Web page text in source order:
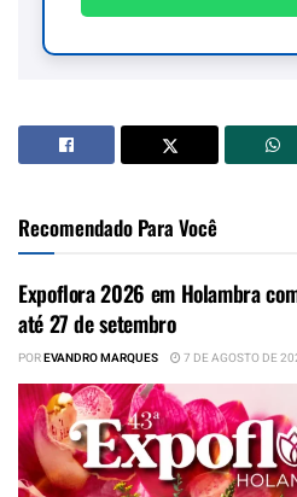
Recomendado Para Você
Expoflora 2026 em Holambra
até 27 de setembro
POREVANDRO MARQUES 7 DE AGOSTO DE